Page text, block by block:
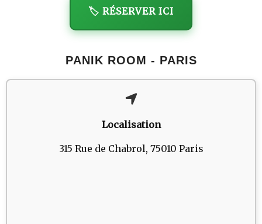
🏷️ RÉSERVER ICI
PANIK ROOM - PARIS
Localisation
315 Rue de Chabrol, 75010 Paris